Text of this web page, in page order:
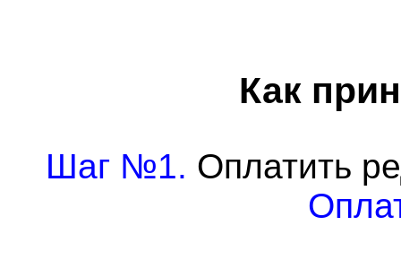
Как
Шаг №1. Оплатить